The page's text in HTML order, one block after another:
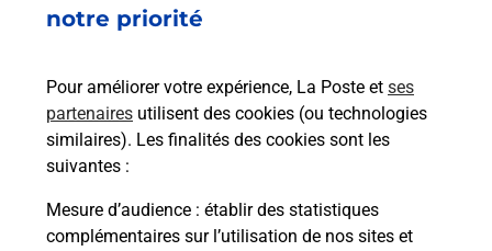
notre priorité
Pour améliorer votre expérience, La Poste et ses
partenaires utilisent des cookies (ou technologies
similaires). Les finalités des cookies sont les
suivantes :
Mesure d’audience : établir des statistiques
complémentaires sur l’utilisation de nos sites et
Combien coûte l'examen du code de
la route ?
Comment avoir les résultats du code
de la route ?